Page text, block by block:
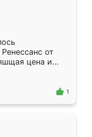
от
цена и
Приехавший
самый
1